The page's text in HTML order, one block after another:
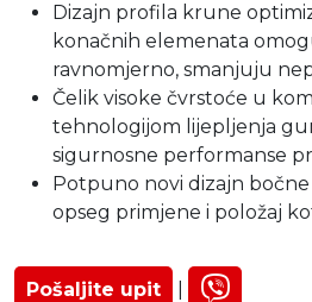
Dizajn profila krune
konačnih elemenata
ravnomjerno, smanjuju
Čelik visoke čvrstoće u
tehnologijom lijepljenja
sigurnosne performanse
Potpuno novi dizajn
opseg primjene i položaj
Pošaljite upit